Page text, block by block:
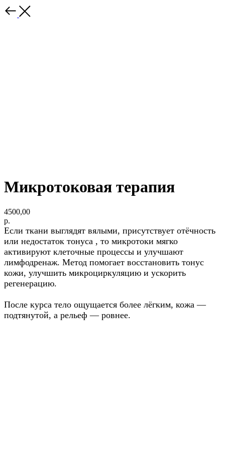
Микротоковая терапия
4500,00
р.
Если ткани выглядят вялыми, присутствует отёчность
или недостаток тонуса , то микротоки мягко
активируют клеточные процессы и улучшают
лимфодренаж. Метод помогает восстановить тонус
кожи, улучшить микроциркуляцию и ускорить
регенерацию.
После курса тело ощущается более лёгким, кожа —
подтянутой, а рельеф — ровнее.